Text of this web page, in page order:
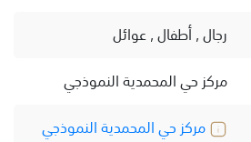
رجال , أطفال , عوائل
مركز حي المحمدية النموذجي
مركز حي المحمدية النموذجي